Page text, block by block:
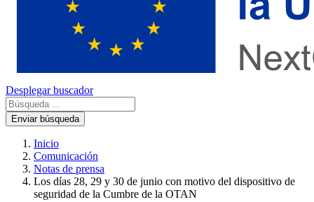
Desplegar buscador
Enviar búsqueda
Inicio
Comunicación
Notas de prensa
Los días 28, 29 y 30 de junio con motivo del dispositivo de
seguridad de la Cumbre de la OTAN